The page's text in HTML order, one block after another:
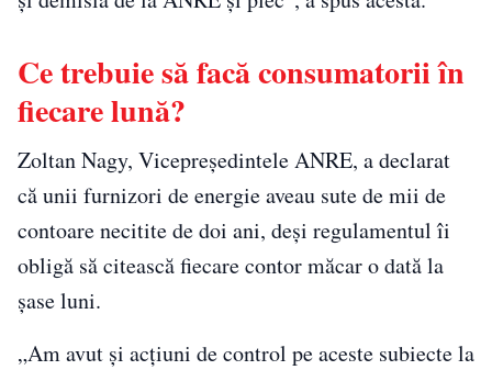
Ce trebuie să facă consumatorii în
fiecare lună?
Zoltan Nagy, Vicepreședintele ANRE, a declarat
că unii furnizori de energie aveau sute de mii de
contoare necitite de doi ani, deși regulamentul îi
obligă să citească fiecare contor măcar o dată la
șase luni.
„Am avut şi acţiuni de control pe aceste subiecte la